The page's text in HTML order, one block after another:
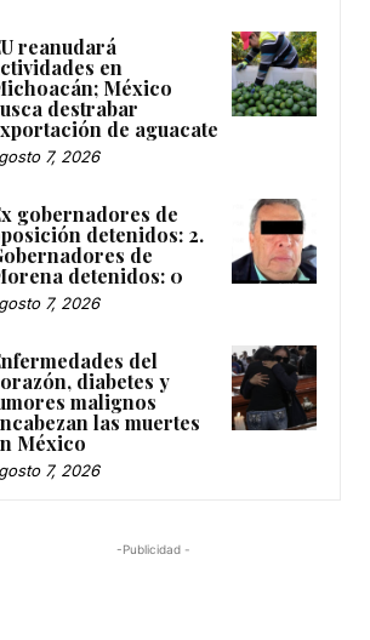
reanudará
en
México
destrabar
de aguacate
7, 2026
gobernadores de
detenidos: 2.
de
detenidos: 0
7, 2026
del
diabetes y
malignos
las muertes
México
7, 2026
-Publicidad -